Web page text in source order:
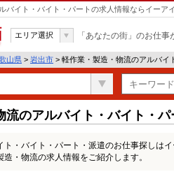
バイト・バイト・パートの求人情報ならイーア
エリア選択 「あなたの街」のお仕事
山県 > 岩出市 > 軽作業・製造・物流のアルバイ
流のアルバイト・バイト・
・バイト・パート・派遣のお仕事探しはイ
・物流の求人情報をご紹介します。